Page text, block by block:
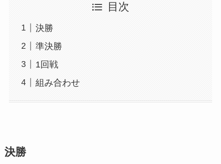
目次
決勝
準決勝
1回戦
組み合わせ
決勝